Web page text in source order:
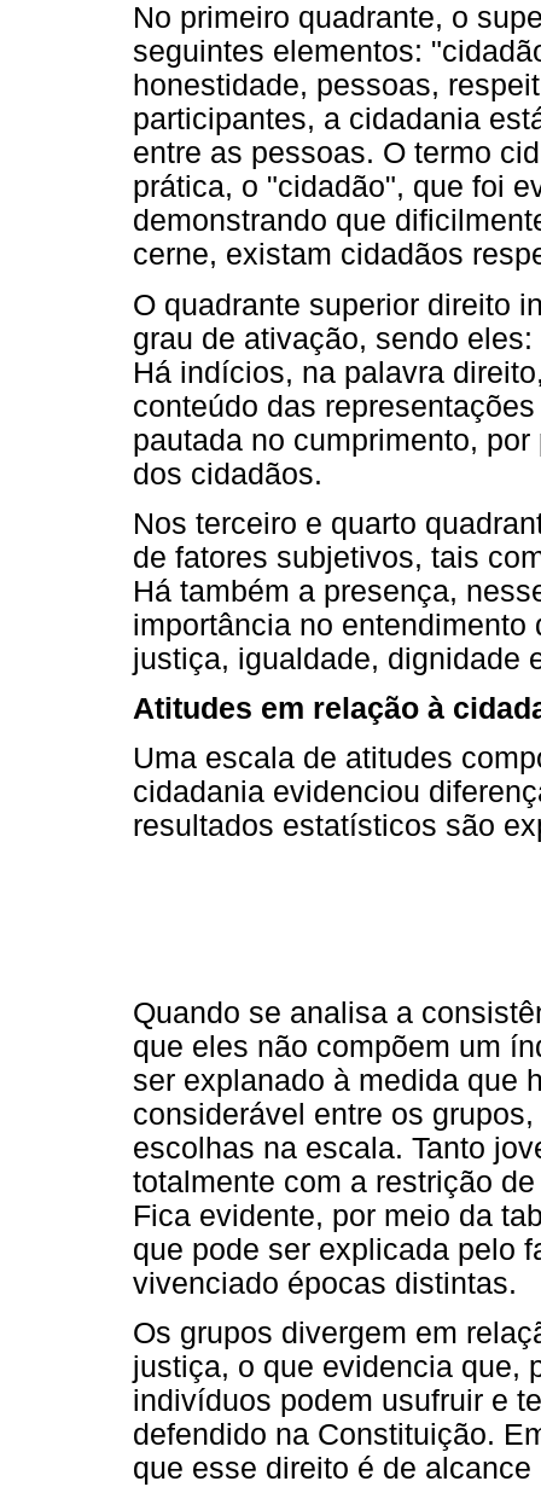
No primeiro quadrante, o
seguintes elementos:
honestidade, pessoas,
participantes, a cidadania
entre as pessoas. O termo
prática, o "cidadão", que foi
demonstrando que
cerne, existam cidadãos
O quadrante superior direito
grau de ativação, sendo
Há indícios, na palavra
conteúdo das
pautada no cumprimento,
dos cidadãos.
Nos terceiro e quarto
de fatores subjetivos, tais
Há também a presença,
importância no
justiça, igualdade, dignidade
Atitudes em relação à
Uma escala de atitudes
cidadania evidenciou
resultados estatísticos são
Quando se analisa a
que eles não compõem um
ser explanado à medida que
considerável entre os
escolhas na escala. Tanto
totalmente com a restrição
Fica evidente, por meio da
que pode ser explicada pelo
vivenciado épocas distintas.
Os grupos divergem em
justiça, o que evidencia que,
indivíduos podem usufruir e
defendido na Constituição.
que esse direito é de